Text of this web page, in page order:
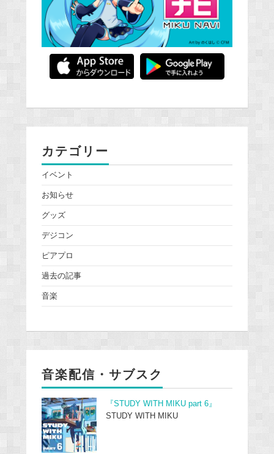
カテゴリー
イベント
お知らせ
グッズ
デジコン
ピアプロ
過去の記事
音楽
音楽配信・サブスク
『STUDY WITH MIKU part 6』
STUDY WITH MIKU